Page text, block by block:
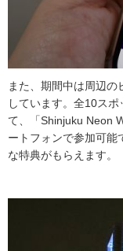
また、期間中は周辺
しています。全10ス
て、「Shinjuku Neon
ートフォンで参加可能
な特典がもらえます。